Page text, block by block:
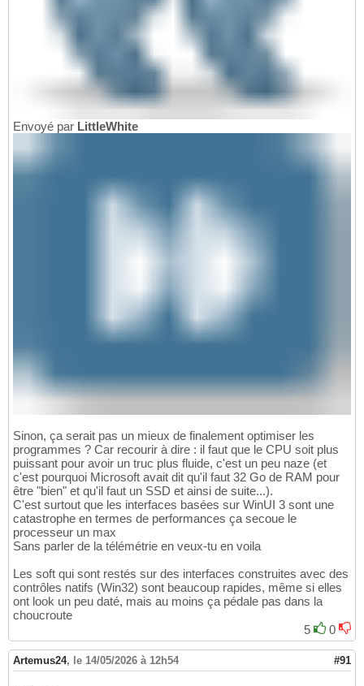
Envoyé par LittleWhite
Sinon, ça serait pas un mieux de finalement optimiser les
programmes ? Car recourir à dire : il faut que le CPU soit plus
puissant pour avoir un truc plus fluide, c'est un peu naze (et
c'est pourquoi Microsoft avait dit qu'il faut 32 Go de RAM pour
être "bien" et qu'il faut un SSD et ainsi de suite...).
C'est surtout que les interfaces basées sur WinUI 3 sont une
catastrophe en termes de performances ça secoue le
processeur un max
Sans parler de la télémétrie en veux-tu en voila
Les soft qui sont restés sur des interfaces construites avec des
contrôles natifs (Win32) sont beaucoup rapides, même si elles
ont look un peu daté, mais au moins ça pédale pas dans la
choucroute
5
0
Artemus24, le 14/05/2026 à 12h54 #91